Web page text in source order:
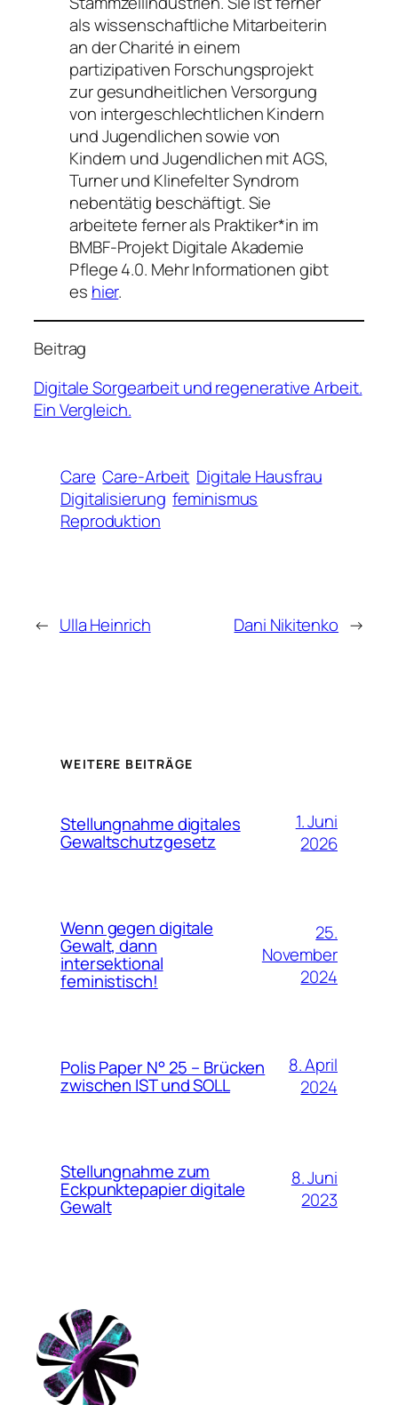
als wissenschaftliche Mitarbeiterin
an der Charité in einem
partizipativen Forschungsprojekt
zur gesundheitlichen Versorgung
von intergeschlechtlichen Kindern
und Jugendlichen sowie von
Kindern und Jugendlichen mit AGS,
Turner und Klinefelter Syndrom
nebentätig beschäftigt. Sie
arbeitete ferner als Praktiker*in im
BMBF-Projekt Digitale Akademie
Pflege 4.0. Mehr Informationen gibt
es hier.
Beitrag
Digitale Sorgearbeit und regenerative Arbeit.
Ein Vergleich.
Care Care-Arbeit Digitale Hausfrau
Digitalisierung feminismus
Reproduktion
← Ulla Heinrich Dani Nikitenko →
WEITERE BEITRÄGE
Stellungnahme digitales
Gewaltschutzgesetz
1. Juni
2026
Wenn gegen digitale
Gewalt, dann
intersektional
feministisch!
25.
November
2024
Polis Paper N° 25 – Brücken
zwischen IST und SOLL
8. April
2024
Stellungnahme zum
Eckpunktepapier digitale
Gewalt
8. Juni
2023